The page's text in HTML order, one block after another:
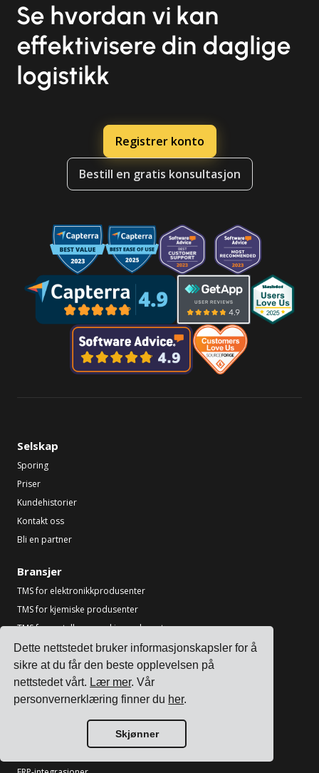
Dette nettstedet bruker informasjonskapsler for å
sikre at du får den beste opplevelsen på
nettstedet vårt. Lær mer. Vår
personvernerklæring finner du her.
Skjønner
Se hvordan vi kan
effektivisere din daglige
logistikk
Registrer konto
Bestill en gratis konsultasjon
Selskap
Sporing
Priser
Kundehistorier
Kontakt oss
Bli en partner
Bransjer
TMS for elektronikkprodusenter
TMS for kjemiske produsenter
TMS for metall- og maskinprodusenter
TMS for trykk og emballasje
Se alle bransjer
Ressurser